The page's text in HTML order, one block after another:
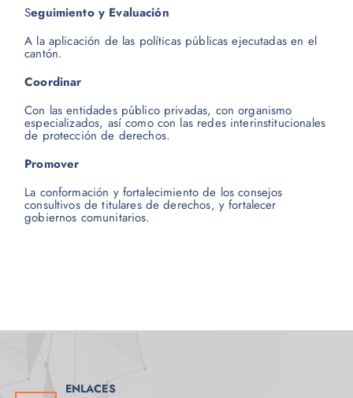
Seguimiento y Evaluación
A la aplicación de las políticas públicas ejecutadas en el
cantón.
Coordinar
Con las entidades público privadas, con organismo
especializados, así como con las redes interinstitucionales
de protección de derechos.
Promover
La conformación y fortalecimiento de los consejos
consultivos de titulares de derechos, y fortalecer
gobiernos comunitarios.
ENLACES